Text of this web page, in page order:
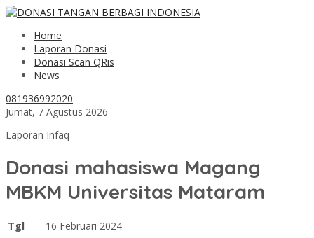
Home
Laporan Donasi
Donasi Scan QRis
News
081936992020
Jumat, 7 Agustus 2026
Laporan Infaq
Donasi mahasiswa Magang
MBKM Universitas Mataram
Tgl
16 Februari 2024